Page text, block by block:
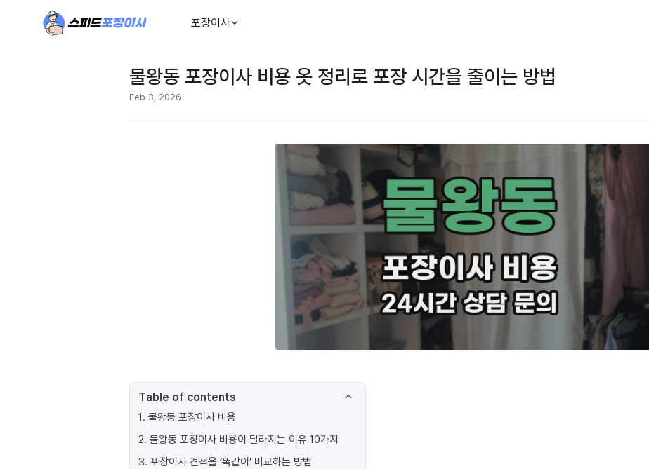
포장이사
물왕동 포장이사 비용 옷 정리로 포장 시간을 줄이는 방법
Feb 3, 2026
Table of contents
1. 물왕동 포장이사 비용
2. 물왕동 포장이사 비용이 달라지는 이유 10가지
3. 포장이사 견적을 ‘똑같이’ 비교하는 방법